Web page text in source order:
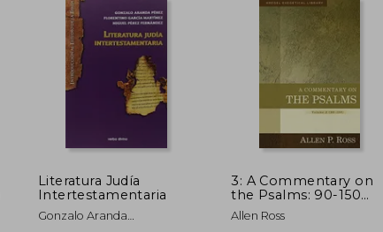
Literatura Judía
Intertestamentaria
Gonzalo Aranda
3: A Commentary on
the Psalms: 90-150
(Kregel Exegetical
Libary)
Allen Ross